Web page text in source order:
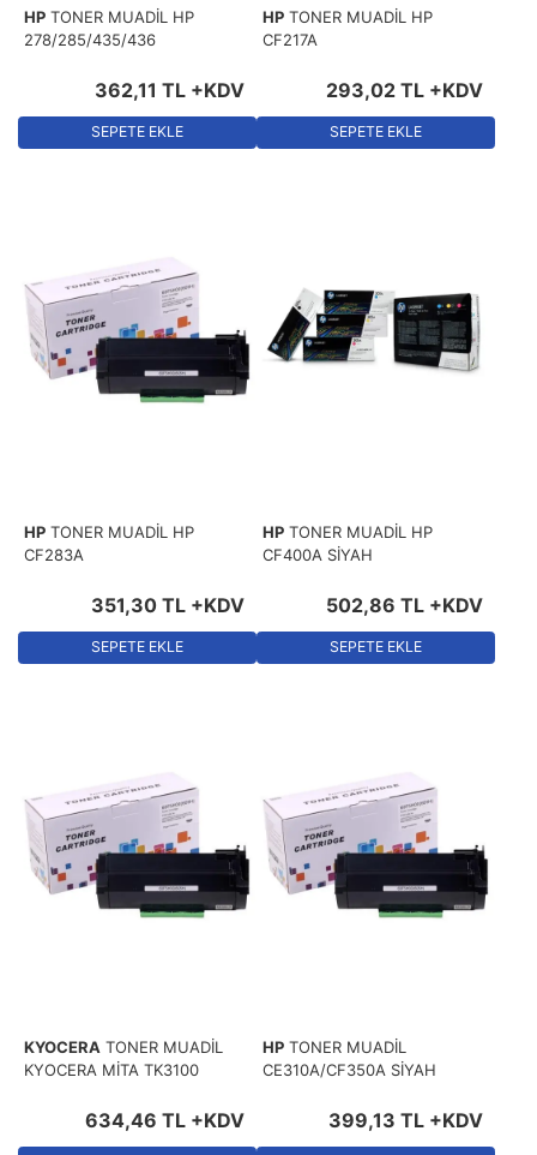
HP TONER MUADİL HP
278/285/435/436
362,11 TL +KDV
SEPETE EKLE
HP TONER MUADİL HP
CF217A
293,02 TL +KDV
SEPETE EKLE
HP TONER MUADİL HP
CF283A
351,30 TL +KDV
SEPETE EKLE
HP TONER MUADİL HP
CF400A SİYAH
502,86 TL +KDV
SEPETE EKLE
KYOCERA TONER MUADİL
KYOCERA MİTA TK3100
634,46 TL +KDV
HP TONER MUADİL
CE310A/CF350A SİYAH
399,13 TL +KDV